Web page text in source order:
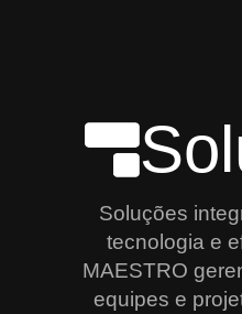
Soluções
tecnologia e
MAESTRO
equipes e